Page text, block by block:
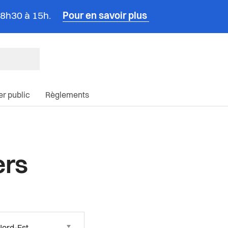
à 15h. Pour en savoir plus
public Règlements